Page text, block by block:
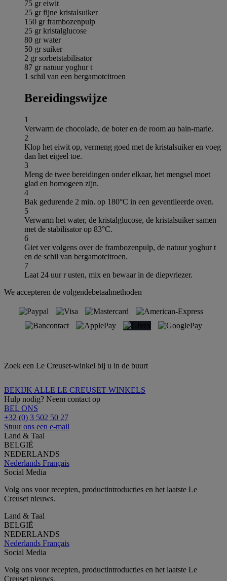
75 gr eiwit
25 gr fijne kristalsuiker
150 gr frambozenpulp
25 gr kristalglucose
80 gr water
50 gr suiker
2 gr sorbetstabilisator
87 gr natuur yoghur t
1 schil van een bergamotcitroen
Bereidingswijze
1
Verwarm de chocolade, de boter en de room au bain-marie.
2
Klop het eiwit op, vermeng goed met de kristalsuiker en voeg
dan het eigeel toe.
3
Meng de twee bereidingen onder elkaar, het mengsel moet
glad en homogeen zijn.
4
Bak gedurende 2 min. op 180°C in een geventileerde oven.
5
Verwarm het water, de kristalglucose, de kristalsuiker samen
met de stabilisator op 83°C.
6
Giet ver volgens over de frambozenpulp, de natuur yoghur t
en de schil van bergamotcitroen.
7
Laat 24 uur r usten, mix en bewaar in de diepvriezer.
We accepteren de volgendebetaalmethoden
Zoek een Le Creuset-winkel bij u in de buurt
BEKIJK ALLE LE CREUSET WINKELS
Hulp nodig? Neem contact op
BEL ONS
+32 (0) 3 502 50 27
Stuur ons een e-mail
Land & Taal
BELGIË
NEDERLANDS
Nederlands Français
Social Media
Volg ons voor recepten, productintroducties en het laatste Le
Creuset nieuws.
Land & Taal
BELGIË
NEDERLANDS
Nederlands Français
Social Media
Volg ons voor recepten, productintroducties en het laatste Le
Creuset nieuws.